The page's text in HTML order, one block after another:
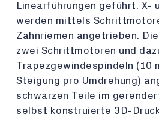
Linearführungen geführt. X-
werden mittels
Zahnriemen angetrieben.
zwei Schrittmotoren und
Trapezgewindespindeln (10
Steigung pro Umdrehung)
schwarzen Teile im
selbst konstruierte 3D-